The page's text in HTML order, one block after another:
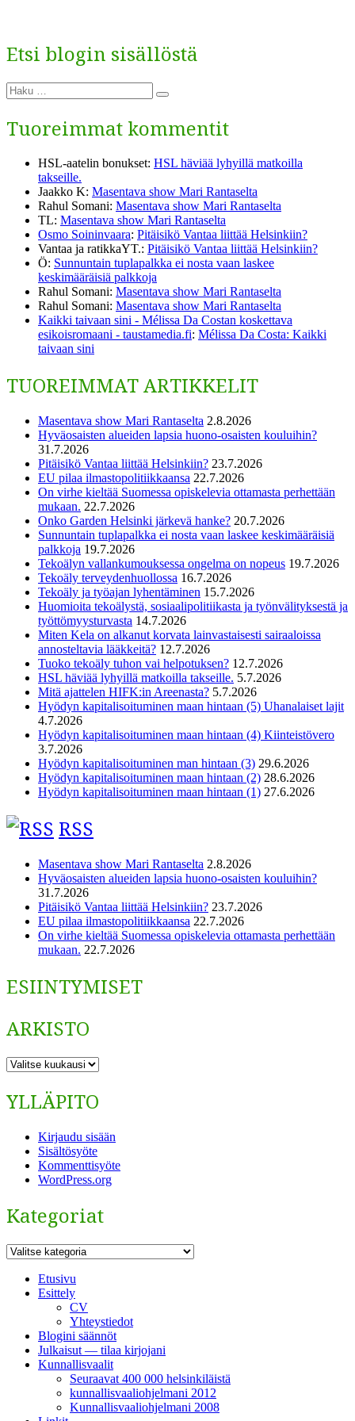
suoralla
kansanvaalilla
Etsi blogin sisällöstä
Etsi:
Haku
Tuoreimmat kommentit
HSL-aatelin bonukset: HSL häviää lyhyillä matkoilla
takseille.
Jaakko K: Masentava show Mari Rantaselta
Rahul Somani: Masentava show Mari Rantaselta
TL: Masentava show Mari Rantaselta
Osmo Soininvaara: Pitäisikö Vantaa liittää Helsinkiin?
Vantaa ja ratikkaYT.: Pitäisikö Vantaa liittää Helsinkiin?
Ö: Sunnuntain tuplapalkka ei nosta vaan laskee
keskimääräisiä palkkoja
Rahul Somani: Masentava show Mari Rantaselta
Rahul Somani: Masentava show Mari Rantaselta
Kaikki taivaan sini - Mélissa Da Costan koskettava
esikoisromaani - taustamedia.fi: Mélissa Da Costa: Kaikki
taivaan sini
TUOREIMMAT ARTIKKELIT
Masentava show Mari Rantaselta 2.8.2026
Hyväosaisten alueiden lapsia huono-osaisten kouluihin?
31.7.2026
Pitäisikö Vantaa liittää Helsinkiin? 23.7.2026
EU pilaa ilmastopolitiikkaansa 22.7.2026
On virhe kieltää Suomessa opiskelevia ottamasta perhettään
mukaan. 22.7.2026
Onko Garden Helsinki järkevä hanke? 20.7.2026
Sunnuntain tuplapalkka ei nosta vaan laskee keskimääräisiä
palkkoja 19.7.2026
Tekoälyn vallankumouksessa ongelma on nopeus 19.7.2026
Tekoäly terveydenhuollossa 16.7.2026
Tekoäly ja työajan lyhentäminen 15.7.2026
Huomioita tekoälystä, sosiaalipolitiikasta ja työnvälityksestä ja
työttömyysturvasta 14.7.2026
Miten Kela on alkanut korvata lainvastaisesti sairaaloissa
annosteltavia lääkkeitä? 12.7.2026
Tuoko tekoäly tuhon vai helpotuksen? 12.7.2026
HSL häviää lyhyillä matkoilla takseille. 5.7.2026
Mitä ajattelen HIFK:in Areenasta? 5.7.2026
Hyödyn kapitalisoituminen maan hintaan (5) Uhanalaiset lajit
4.7.2026
Hyödyn kapitalisoituminen maan hintaan (4) Kiinteistövero
3.7.2026
Hyödyn kapitalisoituminen man hintaan (3) 29.6.2026
Hyödyn kapitalisoituminen maan hintaan (2) 28.6.2026
Hyödyn kapitalisoituminen maan hintaan (1) 27.6.2026
RSS
Masentava show Mari Rantaselta 2.8.2026
Hyväosaisten alueiden lapsia huono-osaisten kouluihin?
31.7.2026
Pitäisikö Vantaa liittää Helsinkiin? 23.7.2026
EU pilaa ilmastopolitiikkaansa 22.7.2026
On virhe kieltää Suomessa opiskelevia ottamasta perhettään
mukaan. 22.7.2026
ESIINTYMISET
ARKISTO
ARKISTO
YLLÄPITO
Kirjaudu sisään
Sisältösyöte
Kommenttisyöte
WordPress.org
Kategoriat
Kategoriat
Etusivu
Esittely
CV
Yhteystiedot
Blogini säännöt
Julkaisut — tilaa kirjojani
Kunnallisvaalit
Seuraavat 400 000 helsinkiläistä
kunnallisvaaliohjelmani 2012
Kunnallisvaaliohjelmani 2008